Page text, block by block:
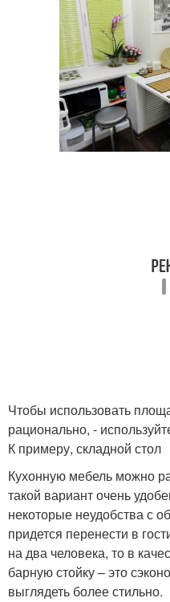
Чтобы использовать
рационально, -
К примеру, складной стол
Кухонную мебель можно
такой вариант очень
некоторые неудобства с
придется перенести в
на два человека, то в
барную стойку – это
выглядеть более стильно.